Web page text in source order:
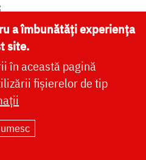
Fotografii
și biserici
a îmbunătăți experiența
site.
în această pagină
fișierelor de tip